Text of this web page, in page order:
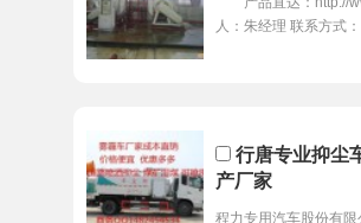
人：朱经理 联系方式
行唐专业抑尘
产厂家
程力专用汽车股份有